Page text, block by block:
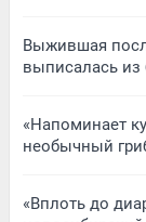
Выжившая
выписалась
«Напоминает
необычный
«Вплоть до